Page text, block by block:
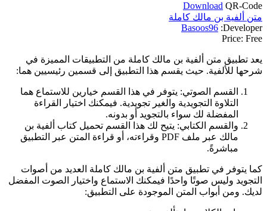
Download QR-Code
متن ألفية بن مالك كاملة
Developer:
Basoos96
Price: Free
يعد تطبيق متن ألفية بن مالك كاملة من التطبيقات المميزة في
شرحها للألفية. حيث يقسم هذا التطبيق إلى قسمين رئيسيين هما:
القسم الصوتي: يتوفر في هذا القسم خيارين للاستماع هما
التلاوة التجويدية والغير تجويدية. فيمكنك اختيار القراءة
المفضلة لك سواء بالتجويد أو بدونه.
والقسم الكتابي: يتيح لك هذا القسم تحميل كتاب ألفية بن
مالك عبر ملف PDF وقراءته، أو قراءة المتن عبر التطبيق
مباشرةً.
كما يتوفر في تطبيق متن ألفية بن مالك كاملة العديد من أصوات
التجويد وليس صوتًا واحدًا فيمكنك الاستماع واختيار الصوت المفضل
لديك. ومن أبواب المتن الموجودة على التطبيق: